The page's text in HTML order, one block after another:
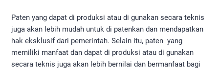
Paten yang dapat di produksi atau di gunakan secara teknis
juga akan lebih mudah untuk di patenkan dan mendapatkan
hak eksklusif dari pemerintah. Selain itu, paten yang
memiliki manfaat dan dapat di produksi atau di gunakan
secara teknis juga akan lebih bernilai dan bermanfaat bagi